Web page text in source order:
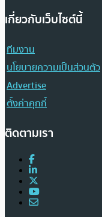
เกี่ยวกับเว็บไซต์นี้
ทีมงาน
นโยบายความเป็นส่วนตัว
Advertise
ตั้งค่าคุกกี้
ติดตามเรา